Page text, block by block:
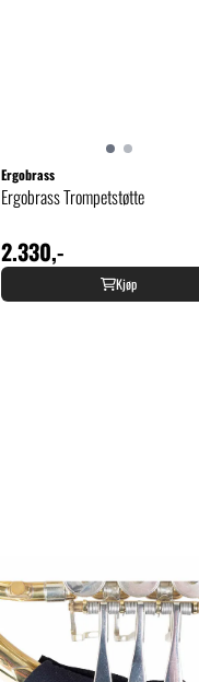
Ergobrass
Ergobrass Trompetstøtte
2.330,-
Kjøp